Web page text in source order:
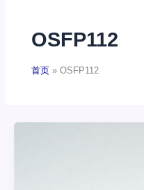
OSFP112
首页 OSFP112